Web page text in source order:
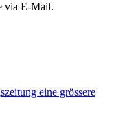
via E-Mail.
eine grössere